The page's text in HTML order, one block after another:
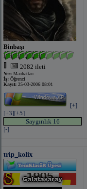
Binbaşı
2082 ileti
Yer: Manhattan
İş: Öğrenci
Kayıt: 25-03-2006 08:01
[+]
[+3][+5]
Saygınlık 16
[-]
trip_kolix